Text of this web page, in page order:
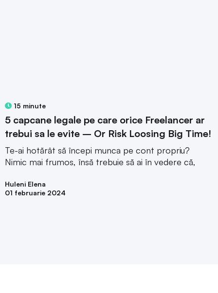
15 minute
5 capcane legale pe care orice Freelancer ar
trebui sa le evite – Or Risk Loosing Big Time!
Te-ai hotărât să începi munca pe cont propriu?
Nimic mai frumos, însă trebuie să ai în vedere că,
Huleni Elena
01 februarie 2024